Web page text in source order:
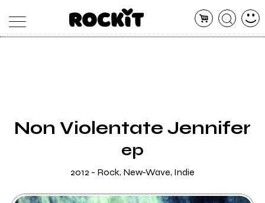
SHOP
Non Violentate Jennifer
ep
2012 - Rock, New-Wave, Indie